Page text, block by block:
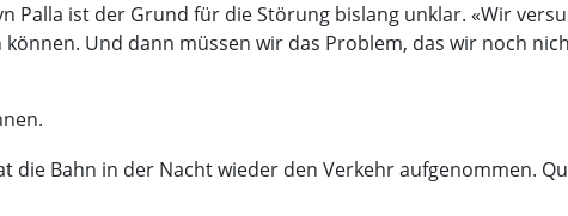
Palla ist der Grund für die Störung bislang unklar. «Wir
Und dann müssen wir das Problem, das wir noch
die Bahn in der Nacht wieder den Verkehr aufgenommen.